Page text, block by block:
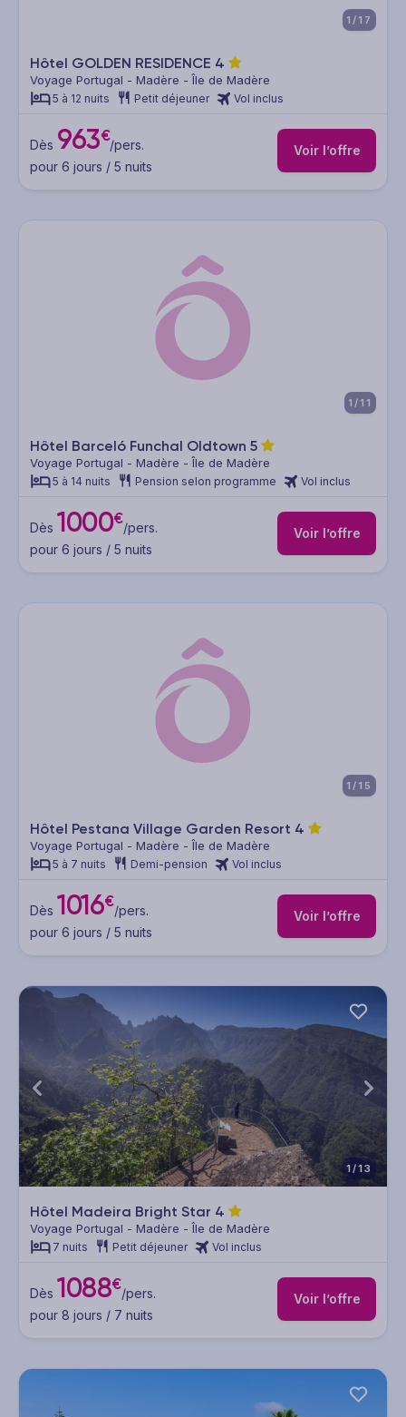
1/17
Hôtel GOLDEN RESIDENCE 4
Voyage Portugal - Madère - Île de Madère
5 à 12 nuits Petit déjeuner Vol inclus
Dès 963€/pers.
pour 6 jours / 5 nuits
Voir l’offre
1/11
Hôtel Barceló Funchal Oldtown 5
Voyage Portugal - Madère - Île de Madère
5 à 14 nuits Pension selon programme Vol inclus
Dès 1000€/pers.
pour 6 jours / 5 nuits
Voir l’offre
1/15
Hôtel Pestana Village Garden Resort 4
Voyage Portugal - Madère - Île de Madère
5 à 7 nuits Demi-pension Vol inclus
Dès 1016€/pers.
pour 6 jours / 5 nuits
Voir l’offre
1/13
Hôtel Madeira Bright Star 4
Voyage Portugal - Madère - Île de Madère
7 nuits Petit déjeuner Vol inclus
Dès 1088€/pers.
pour 8 jours / 7 nuits
Voir l’offre